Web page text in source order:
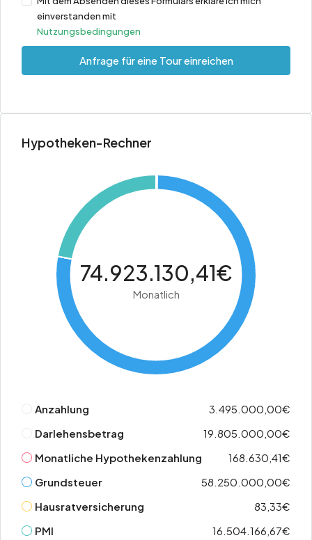
einverstanden mit
Nutzungsbedingungen
Anfrage für eine Tour einreichen
Hypotheken-Rechner
74.923.130,41€
Monatlich
Anzahlung
3.495.000,00€
Darlehensbetrag
19.805.000,00€
Monatliche Hypothekenzahlung
168.630,41€
Grundsteuer
58.250.000,00€
Hausratversicherung
83,33€
PMI
16.504.166,67€